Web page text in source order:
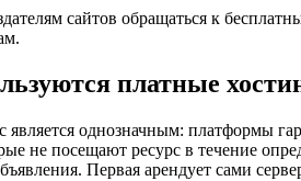
сайтов обращаться к
платные
является однозначным: платформы
не посещают ресурс в течение
Первая арендует сами